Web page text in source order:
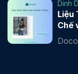
Dinh
Liệu
Chế